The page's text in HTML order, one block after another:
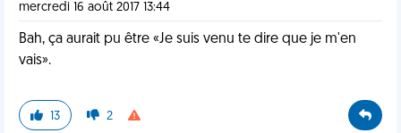
mercredi 16 août 2017 13:44
Bah, ça aurait pu être «Je suis venu te dire que je m'en
vais».
13 2